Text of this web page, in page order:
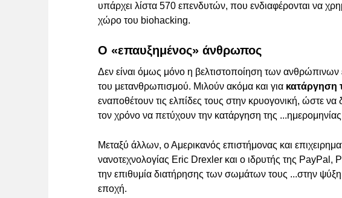
υπάρχει λίστα 570 επενδυτών, που ενδιαφέρονται να
χώρο του biohacking.
O «επαυξημένος» άνθρωπος
Δεν είναι όμως μόνο η βελτιστοποίηση των
του μετανθρωπισμού. Μιλούν ακόμα και για κατάργηση
εναποθέτουν τις ελπίδες τους στην κρυογονική, ώστε
τον χρόνο να πετύχουν την κατάργηση της
Μεταξύ άλλων, ο Αμερικανός επιστήμονας και
νανοτεχνολογίας Eric Drexler και ο ιδρυτής της PayPal,
την επιθυμία διατήρησης των σωμάτων τους ...στην
εποχή.